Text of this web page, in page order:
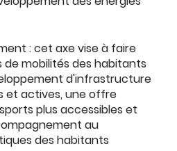
: cet axe vise à faire
de mobilités des habitants
d'infrastructure
et actives, une offre
plus accessibles et
au
des habitants